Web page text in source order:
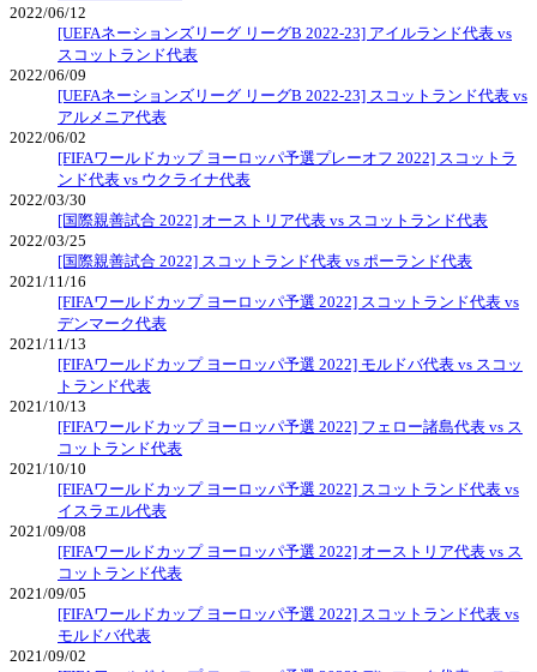
2022/06/12
[UEFAネーションズリーグ リーグB 2022-23] アイルランド代表 vs
スコットランド代表
2022/06/09
[UEFAネーションズリーグ リーグB 2022-23] スコットランド代表 vs
アルメニア代表
2022/06/02
[FIFAワールドカップ ヨーロッパ予選プレーオフ 2022] スコットラ
ンド代表 vs ウクライナ代表
2022/03/30
[国際親善試合 2022] オーストリア代表 vs スコットランド代表
2022/03/25
[国際親善試合 2022] スコットランド代表 vs ポーランド代表
2021/11/16
[FIFAワールドカップ ヨーロッパ予選 2022] スコットランド代表 vs
デンマーク代表
2021/11/13
[FIFAワールドカップ ヨーロッパ予選 2022] モルドバ代表 vs スコッ
トランド代表
2021/10/13
[FIFAワールドカップ ヨーロッパ予選 2022] フェロー諸島代表 vs ス
コットランド代表
2021/10/10
[FIFAワールドカップ ヨーロッパ予選 2022] スコットランド代表 vs
イスラエル代表
2021/09/08
[FIFAワールドカップ ヨーロッパ予選 2022] オーストリア代表 vs ス
コットランド代表
2021/09/05
[FIFAワールドカップ ヨーロッパ予選 2022] スコットランド代表 vs
モルドバ代表
2021/09/02